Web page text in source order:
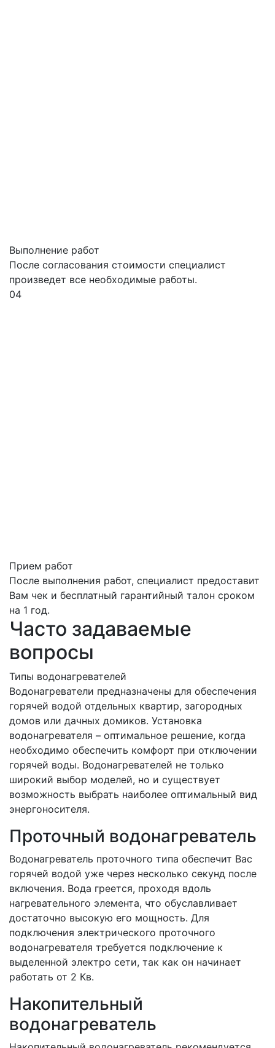
Выполнение работ
После согласования стоимости специалист
произведет все необходимые работы.
04
Прием работ
После выполнения работ, специалист предоставит
Вам чек и бесплатный гарантийный талон сроком
на 1 год.
Часто задаваемые
вопросы
Типы водонагревателей
Водонагреватели предназначены для обеспечения
горячей водой отдельных квартир, загородных
домов или дачных домиков. Установка
водонагревателя – оптимальное решение, когда
необходимо обеспечить комфорт при отключении
горячей воды. Водонагревателей не только
широкий выбор моделей, но и существует
возможность выбрать наиболее оптимальный вид
энергоносителя.
Проточный водонагреватель
Водонагреватель проточного типа обеспечит Вас
горячей водой уже через несколько секунд после
включения. Вода греется, проходя вдоль
нагревательного элемента, что обуславливает
достаточно высокую его мощность. Для
подключения электрического проточного
водонагревателя требуется подключение к
выделенной электро сети, так как он начинает
работать от 2 Кв.
Накопительный
водонагреватель